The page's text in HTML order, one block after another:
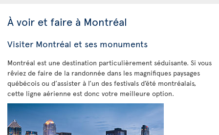
À voir et faire à Montréal
Visiter Montréal et ses monuments
Montréal est une destination particulièrement séduisante. Si vous
rêviez de faire de la randonnée dans les magnifiques paysages
québécois ou d’assister à l’un des festivals d’été montréalais,
cette ligne aérienne est donc votre meilleure option.